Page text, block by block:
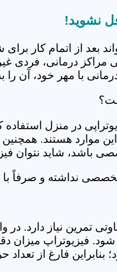
نشوید!
بعد از اتمام کار
درمانی، فردی
با مهر خود، آن
در منزل
هستند. همچنین
باشد، شاید نتوان
نداشته و صرفاً
تمرین نیاز
فیزیوتراپ میزان
فارغ از تعداد